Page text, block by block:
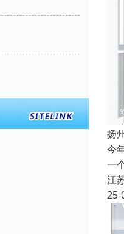
扬
今
一
江
25-